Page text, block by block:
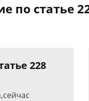
статье
228